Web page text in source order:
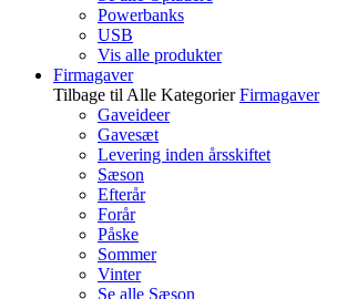
Powerbanks
USB
Vis alle produkter
Firmagaver
Tilbage til Alle Kategorier Firmagaver
Gaveideer
Gavesæt
Levering inden årsskiftet
Sæson
Efterår
Forår
Påske
Sommer
Vinter
Se alle Sæson